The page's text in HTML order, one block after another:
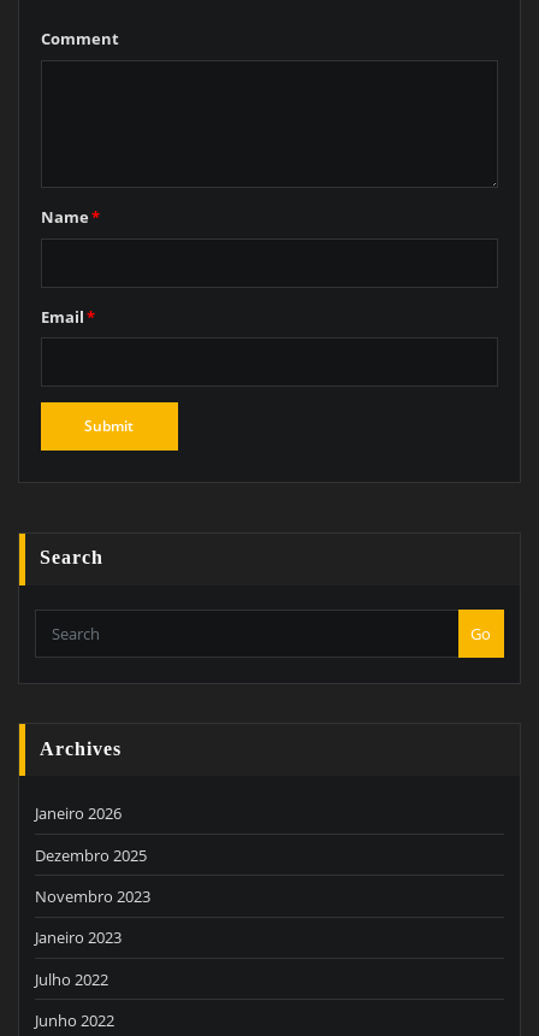
Comment
Name*
Email*
Search
Go
Archives
Janeiro 2026
Dezembro 2025
Novembro 2023
Janeiro 2023
Julho 2022
Junho 2022